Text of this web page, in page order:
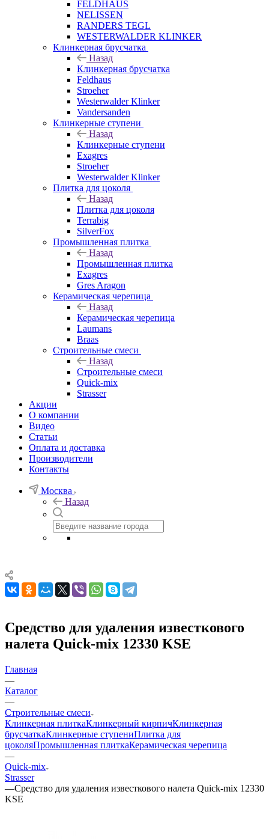
FELDHAUS
NELISSEN
RANDERS TEGL
WESTERWALDER KLINKER
Клинкерная брусчатка
Назад
Клинкерная брусчатка
Feldhaus
Stroeher
Westerwalder Klinker
Vandersanden
Клинкерные ступени
Назад
Клинкерные ступени
Exagres
Stroeher
Westerwalder Klinker
Плитка для цоколя
Назад
Плитка для цоколя
Terrabig
SilverFox
Промышленная плитка
Назад
Промышленная плитка
Exagres
Gres Aragon
Керамическая черепица
Назад
Керамическая черепица
Laumans
Braas
Строительные смеси
Назад
Строительные смеси
Quick-mix
Strasser
Акции
О компании
Видео
Статьи
Оплата и доставка
Производители
Контакты
Москва
Назад
Cредство для удаления известкового
налета Quick-mix 12330 KSE
Главная
—
Каталог
—
Строительные смеси
Клинкерная плиткаКлинкерный кирпичКлинкерная
брусчаткаКлинкерные ступениПлитка для
цоколяПромышленная плиткаКерамическая черепица
—
Quick-mix
Strasser
—Cредство для удаления известкового налета Quick-mix 12330
KSE